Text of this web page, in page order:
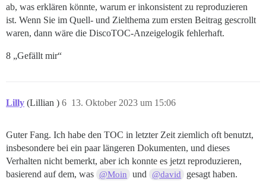
ab, was erklären könnte, warum er inkonsistent zu reproduzieren
ist. Wenn Sie im Quell- und Zielthema zum ersten Beitrag gescrollt
waren, dann wäre die DiscoTOC-Anzeigelogik fehlerhaft.
8 „Gefällt mir“
Lilly (Lillian ) 13. Oktober 2023 um 15:06
6
Guter Fang. Ich habe den TOC in letzter Zeit ziemlich oft benutzt,
insbesondere bei ein paar längeren Dokumenten, und dieses
Verhalten nicht bemerkt, aber ich konnte es jetzt reproduzieren,
basierend auf dem, was @Moin und @david gesagt haben.